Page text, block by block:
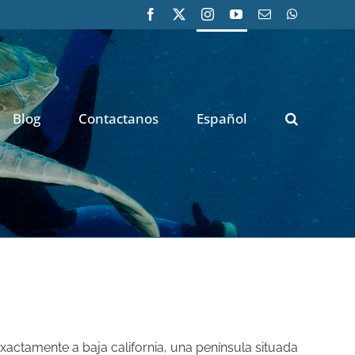
Facebook InstagramYouTube
Correo
Blog Contactanos Español
a baja california, una península situada